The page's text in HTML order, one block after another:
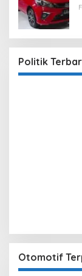
Politik
Strategi
Yasin
In Berita, Politik
Otomotif